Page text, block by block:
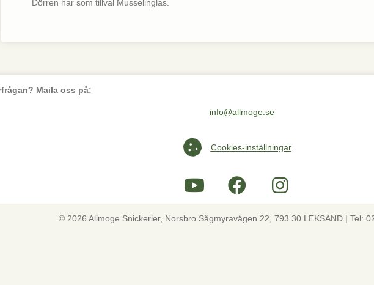
Dörren har som tillval Musselinglas.
Maila oss på:
Maila oss på info@allmoge.se
info@allmoge.se
Cookies-inställningar
Cookies-inställningar
© 2026 Allmoge Snickerier, Norsbro Sågmyravägen 22, 793 30 LEKSAND | Tel: